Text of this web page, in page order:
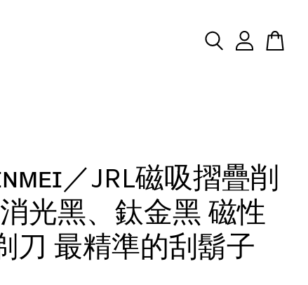
／JRL磁吸摺疊削
光黑、鈦金黑 磁性
刀 最精準的刮鬍子